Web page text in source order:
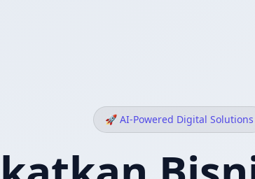
🚀 AI-Powered Digital Solutions